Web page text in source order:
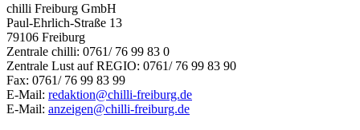
chilli Freiburg GmbH
Paul-Ehrlich-Straße 13
79106 Freiburg
Zentrale chilli: 0761/ 76 99 83 0
Zentrale Lust auf REGIO: 0761/ 76 99 83 90
Fax: 0761/ 76 99 83 99
E-Mail: redaktion@chilli-freiburg.de
E-Mail: anzeigen@chilli-freiburg.de